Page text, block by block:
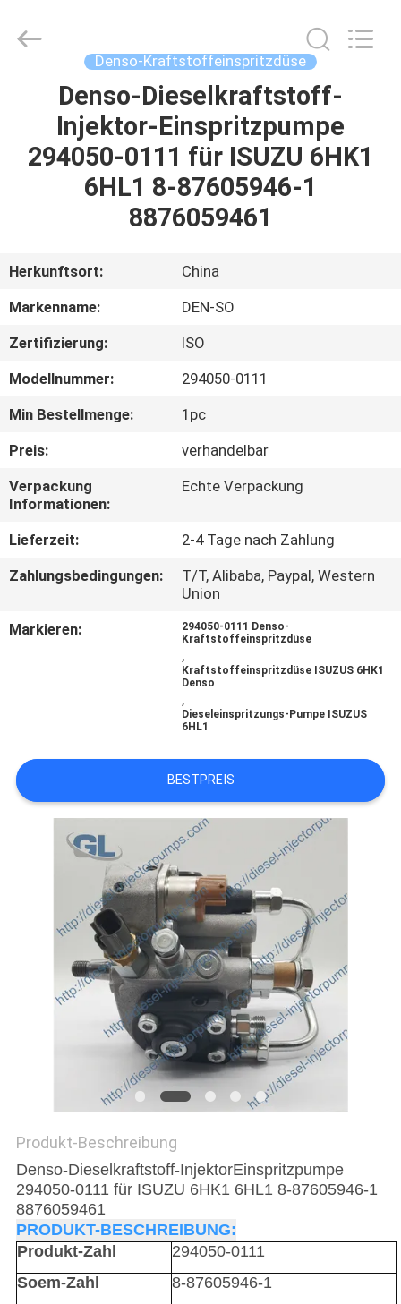
HAUSE
PRODUKTE
ÜBER
WERKSBESICHTIGUNG
QUALITÄTSKONTROLLE
BITTE
UM
ANGEBOT
DATENSCHUTZRICHTLINIE
Parts
Denso-Kraftstoffeinspritzdüse
Denso-Dieselkraftstoff-
Injektor-Einspritzpumpe
294050-0111 für ISUZU 6HK1
6HL1 8-87605946-1
8876059461
Herkunftsort:
China
Markenname:
DEN-SO
Zertifizierung:
ISO
Modellnummer:
294050-0111
Min Bestellmenge:
1pc
Preis:
verhandelbar
Verpackung
Informationen:
Echte Verpackung
Lieferzeit:
2-4 Tage nach Zahlung
Zahlungsbedingungen:
T/T, Alibaba, Paypal, Western
Union
Markieren:
294050-0111 Denso-
Kraftstoffeinspritzdüse
,
Kraftstoffeinspritzdüse ISUZUS 6HK1
Denso
,
Dieseleinspritzungs-Pumpe ISUZUS
6HL1
BESTPREIS
Produkt-Beschreibung
Denso-Dieselkraftstoff-InjektorEinspritzpumpe
294050-0111 für ISUZU 6HK1 6HL1 8-87605946-1
8876059461
PRODUKT-BESCHREIBUNG:
Produkt-Zahl
294050-0111
Soem-Zahl
8-87605946-1